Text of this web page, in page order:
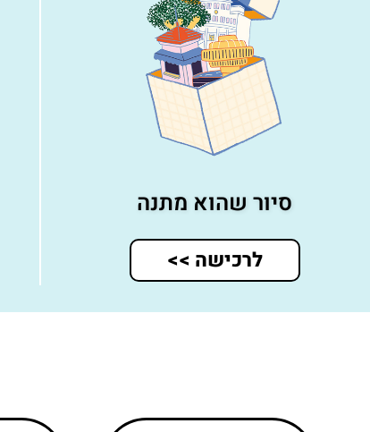
סיור שהוא מתנה
לרכישה >>